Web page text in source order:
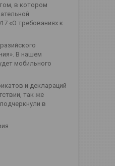
в котором
«О требованиях к
В нашем
мобильного
и деклараций
так же
в